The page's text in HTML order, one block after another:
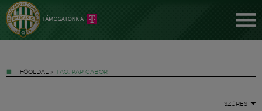
FŐOLDAL » TAG: PAP GÁBOR
SZŰRÉS